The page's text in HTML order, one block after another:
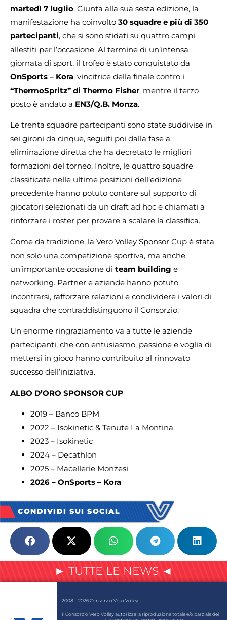
martedì 7 luglio. Giunta alla sua sesta edizione, la
manifestazione ha coinvolto 30 squadre e più di 350
partecipanti, che si sono sfidati su quattro campi
allestiti per l’occasione. Al termine di un’intensa
giornata di sport, il trofeo è stato conquistato da
OnSports – Kora, vincitrice della finale contro i
“ThermoSpritz” di Thermo Fisher, mentre il terzo
posto è andato a EN3/Q.B. Monza.
Le trenta squadre partecipanti sono state suddivise in
sei gironi da cinque, seguiti poi dalla fase a
eliminazione diretta che ha decretato le migliori
formazioni del torneo. Inoltre, le quattro squadre
classificate nelle ultime posizioni dell’edizione
precedente hanno potuto contare sul supporto di
giocatori selezionati da un draft ad hoc e chiamati a
rinforzare i roster per provare a scalare la classifica.
Come da tradizione, la Vero Volley Sponsor Cup è stata
non solo una competizione sportiva, ma anche
un’importante occasione di team building e
networking. Partner e aziende hanno potuto
incontrarsi, rafforzare relazioni e condividere i valori di
squadra che contraddistinguono il Consorzio.
Un enorme ringraziamento va a tutte le aziende
partecipanti, che con entusiasmo, passione e voglia di
mettersi in gioco hanno contribuito al rinnovato
successo dell’iniziativa.
ALBO D’ORO SPONSOR CUP
2019 – Banco BPM
2022 – Isokinetic & Tenute La Montina
2023 – Isokinetic
2024 – Decathlon
2025 – Macellerie Monzesi
2026 – OnSports – Kora
CONDIVIDI SUI SOCIAL
► TUTTE LE NEWS ◄
2008 – 2026 Consorzio Vero Volley
Il Consorzio Vero Volley autorizza la riproduzione totale e/o parziale dei